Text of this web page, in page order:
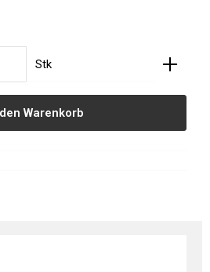
den gewünschten Wert ein
Stk
Warenkorb